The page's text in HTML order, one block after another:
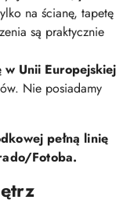
na ścianę, tapetę
są praktycznie
Unii Europejskiej
Nie posiadamy
pełną linię
Fotoba.